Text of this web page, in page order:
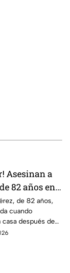
Asesinan a
82 años en
exige
a
Armenta
de 82 años,
cuando
casa después de
justo el día de